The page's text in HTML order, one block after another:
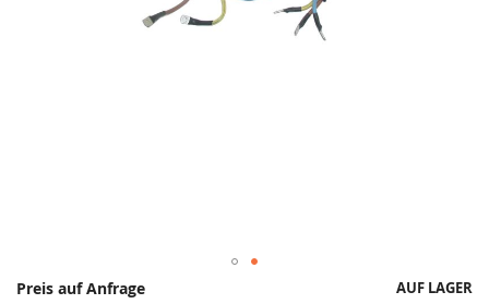
Preis auf Anfrage AUF LAGER
Springe